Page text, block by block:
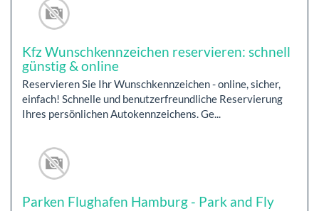
Kfz Wunschkennzeichen reservieren: schnell
günstig & online
Reservieren Sie Ihr Wunschkennzeichen - online, sicher,
einfach! Schnelle und benutzerfreundliche Reservierung
Ihres persönlichen Autokennzeichens. Ge...
Parken Flughafen Hamburg - Park and Fly